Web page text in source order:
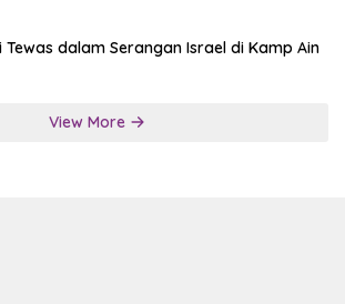
Tewas dalam Serangan Israel di Kamp Ain
View More